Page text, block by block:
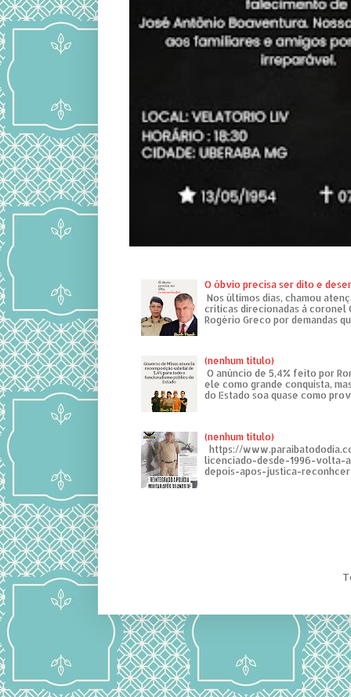
O óbvio precisa ser dito e
Nos últimos dias, chamou
críticas direcionadas à coronel
Rogério Greco por demandas
(nenhum título)
O anúncio de 5,4% feito por
ele como grande conquista,
do Estado soa quase como
(nenhum título)
https://
licenciado-desde-1996-volta-
depois-apos-justica-